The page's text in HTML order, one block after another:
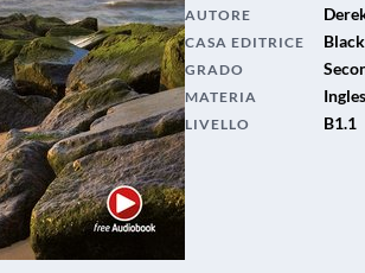
AUTORE
CASA EDITRICE
GRADO
MATERIA
LIVELLO B1.1